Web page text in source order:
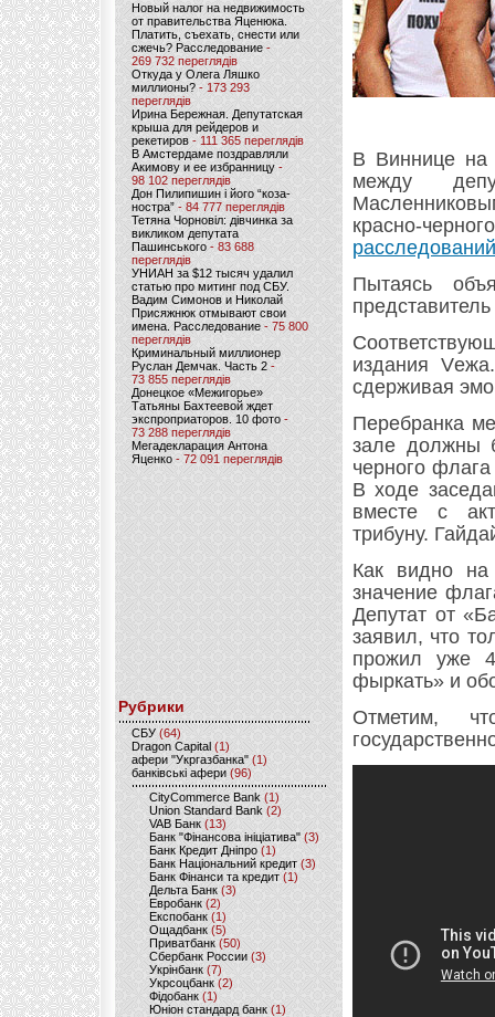
Новый налог на недвижимость
от правительства Яценюка.
Платить, съехать, снести или
сжечь? Расследование-
269 732 переглядів
Откуда у Олега Ляшко
миллионы? - 173 293
переглядів
Ирина Бережная. Депутатская
крыша для рейдеров и
рекетиров - 111 365 переглядів
В Амстердаме поздравляли
Акимову и ее избранницу -
98 102 переглядів
Дон Пилипишин і його “коза-
ностра” - 84 777 переглядів
Тетяна Чорновіл: дівчинка за
викликом депутата
Пашинського- 83 688
переглядів
УНИАН за $12 тысяч удалил
статью про митинг под СБУ.
Вадим Симонов и Николай
Присяжнюк отмывают свои
имена. Расследование - 75 800
переглядів
Криминальный миллионер
Руслан Демчак. Часть 2-
73 855 переглядів
Донецкое «Межигорье»
Татьяны Бахтеевой ждет
экспроприаторов. 10 фото -
73 288 переглядів
Мегадекларация Антона
Яценко - 72 091 переглядів
Рубрики
CБУ (64)
Dragon Capital (1)
афери "Укргазбанка" (1)
банківські афери (96)
CityCommerce Bank (1)
Union Standard Bank (2)
VAB Банк (13)
Банк "Фінансова ініціатива" (3)
Банк Кредит Дніпро (1)
Банк Національний кредит (3)
Банк Фінанси та кредит (1)
Дельта Банк (3)
Евробанк(2)
Експобанк (1)
Ощадбанк(5)
Приватбанк (50)
Сбербанк России (3)
Укрінбанк(7)
Укрсоцбанк (2)
Фідобанк (1)
Юніон стандард банк(1)
В Виннице на
между
красно-
Пытаясь
издания
сдерживая
Перебранка
зале должны
черного
В ходе
вместе с
трибуну.
Как видно на
значение
Депутат от
заявил, что
прожил уже
фыркать» и
Отметим,